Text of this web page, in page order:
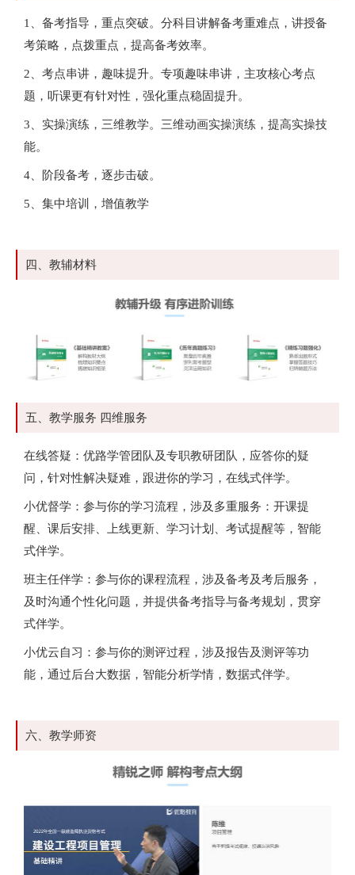
1、备考指导，重点突破。分科目讲解备考重难点，讲授备
考策略，点拨重点，提高备考效率。
2、考点串讲，趣味提升。专项趣味串讲，主攻核心考点
题，听课更有针对性，强化重点稳固提升。
3、实操演练，三维教学。三维动画实操演练，提高实操技
能。
4、阶段备考，逐步击破。
5、集中培训，增值教学
四、教辅材料
五、教学服务 四维服务
在线答疑：优路学管团队及专职教研团队，应答你的疑
问，针对性解决疑难，跟进你的学习，在线式伴学。
小优督学：参与你的学习流程，涉及多重服务：开课提
醒、课后安排、上线更新、学习计划、考试提醒等，智能
式伴学。
班主任伴学：参与你的课程流程，涉及备考及考后服务，
及时沟通个性化问题，并提供备考指导与备考规划，贯穿
式伴学。
小优云自习：参与你的测评过程，涉及报告及测评等功
能，通过后台大数据，智能分析学情，数据式伴学。
六、教学师资